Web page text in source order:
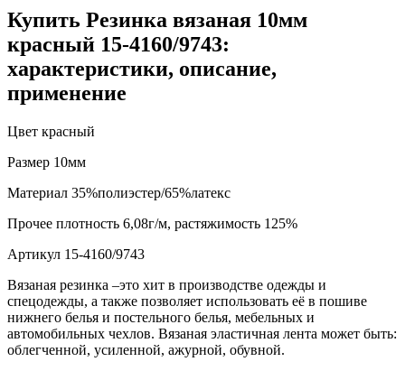
Купить Резинка вязаная 10мм
красный 15-4160/9743:
характеристики, описание,
применение
Цвет красный
Размер 10мм
Материал 35%полиэстер/65%латекс
Прочее плотность 6,08г/м, растяжимость 125%
Артикул 15-4160/9743
Вязаная резинка –это хит в производстве одежды и
спецодежды, а также позволяет использовать её в пошиве
нижнего белья и постельного белья, мебельных и
автомобильных чехлов. Вязаная эластичная лента может быть:
облегченной, усиленной, ажурной, обувной.